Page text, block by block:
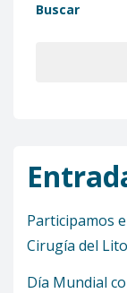
Buscar
Participamos
Cirugía del
Día Mundial